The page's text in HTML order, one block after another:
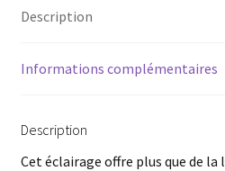
Description
Informations complémentaires
Description
Cet éclairage offre plus que de